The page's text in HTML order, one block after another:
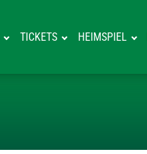
TICKETS HEIMSPIEL